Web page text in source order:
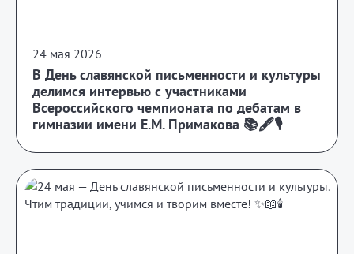
24 мая 2026
В День славянской письменности и культуры
делимся интервью с участниками
Всероссийского чемпионата по дебатам в
гимназии имени Е.М. Примакова 📚🖋️🎙️